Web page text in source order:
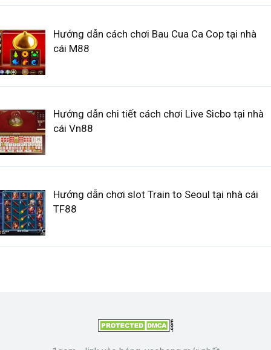
Hướng dẫn cách chơi Bau Cua Ca Cop tại nhà
cái M88
Hướng dẫn chi tiết cách chơi Live Sicbo tại nhà
cái Vn88
Hướng dẫn chơi slot Train to Seoul tại nhà cái
TF88